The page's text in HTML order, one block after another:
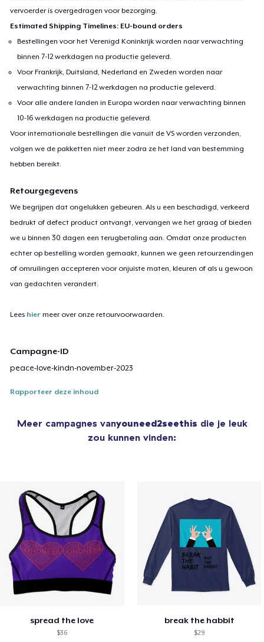
vervoerder is overgedragen voor bezorging.
Estimated Shipping Timelines: EU-bound orders
Bestellingen voor het Verenigd Koninkrijk worden naar verwachting
binnen 7-12 werkdagen na productie geleverd.
Voor Frankrijk, Duitsland, Nederland en Zweden worden naar
verwachting binnen 7-12 werkdagen na productie geleverd.
Voor alle andere landen in Europa worden naar verwachting binnen
10-16 werkdagen na productie geleverd.
Voor internationale bestellingen die vanuit de VS worden verzonden,
volgen we de pakketten niet meer zodra ze het land van bestemming
hebben bereikt.
Retourgegevens
We begrijpen dat ongelukken gebeuren. Als u een beschadigd, verkeerd
bedrukt of defect product ontvangt, vervangen we het graag of bieden
we u binnen 30 dagen een terugbetaling aan. Omdat onze producten
echter op bestelling worden gemaakt, kunnen we geen retourzendingen
of omruilingen accepteren voor onjuiste maten, kleuren of als u gewoon
van gedachten verandert.
Lees hier meer over onze retourvoorwaarden.
Campagne-ID
peace-love-kindn-november-2023
Rapporteer deze inhoud
Meer campagnes vanyouneed2seethis die je leuk
zou kunnen vinden:
spread the love
$36
break the habbit
$29